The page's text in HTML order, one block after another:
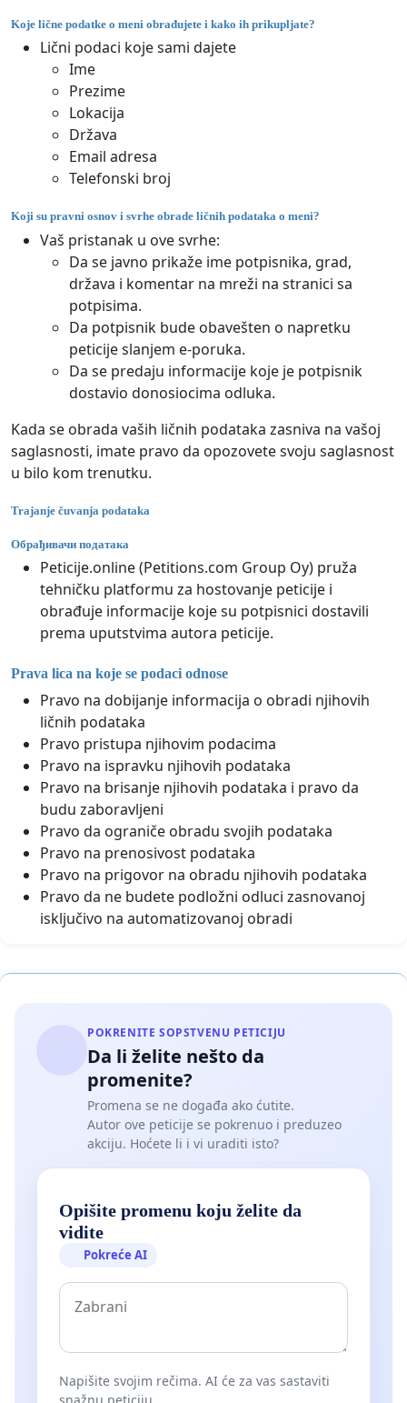
Koje lične podatke o meni obrađujete i kako ih prikupljate?
Lični podaci koje sami dajete
Ime
Prezime
Lokacija
Država
Email adresa
Telefonski broj
Koji su pravni osnov i svrhe obrade ličnih podataka o meni?
Vaš pristanak u ove svrhe:
Da se javno prikaže ime potpisnika, grad,
država i komentar na mreži na stranici sa
potpisima.
Da potpisnik bude obavešten o napretku
peticije slanjem e-poruka.
Da se predaju informacije koje je potpisnik
dostavio donosiocima odluka.
Kada se obrada vaših ličnih podataka zasniva na vašoj
saglasnosti, imate pravo da opozovete svoju saglasnost
u bilo kom trenutku.
Trajanje čuvanja podataka
Обрађивачи података
Peticije.online (Petitions.com Group Oy) pruža
tehničku platformu za hostovanje peticije i
obrađuje informacije koje su potpisnici dostavili
prema uputstvima autora peticije.
Prava lica na koje se podaci odnose
Pravo na dobijanje informacija o obradi njihovih
ličnih podataka
Pravo pristupa njihovim podacima
Pravo na ispravku njihovih podataka
Pravo na brisanje njihovih podataka i pravo da
budu zaboravljeni
Pravo da ograniče obradu svojih podataka
Pravo na prenosivost podataka
Pravo na prigovor na obradu njihovih podataka
Pravo da ne budete podložni odluci zasnovanoj
isključivo na automatizovanoj obradi
POKRENITE SOPSTVENU PETICIJU
Da li želite nešto da
promenite?
Promena se ne događa ako ćutite.
Autor ove peticije se pokrenuo i preduzeo
akciju. Hoćete li i vi uraditi isto?
Opišite promenu koju želite da
vidite
Pokreće AI
Napišite svojim rečima. AI će za vas sastaviti
snažnu peticiju.